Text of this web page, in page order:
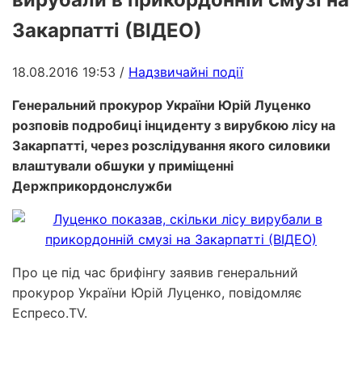
Закарпатті (ВІДЕО)
18.08.2016 19:53 / Надзвичайні події
Генеральний прокурор України Юрій Луценко
розповів подробиці інциденту з вирубкою лісу на
Закарпатті, через розслідування якого силовики
влаштували обшуки у приміщенні
Держприкордонслужби
Про це під час брифінгу заявив генеральний
прокурор України Юрій Луценко, повідомляє
Еспресо.TV.